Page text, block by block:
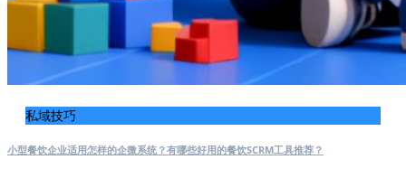
私域技巧
小型餐饮企业适用怎样的企微系统？有哪些好用的餐饮SCRM工具推荐？